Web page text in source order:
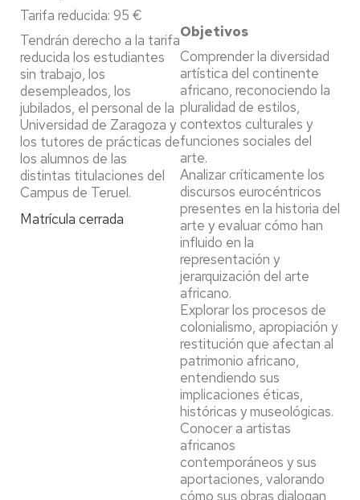
Tarifa reducida: 95 €
Tendrán derecho a la tarifa
reducida los estudiantes
sin trabajo, los
desempleados, los
jubilados, el personal de la
Universidad de Zaragoza y
los tutores de prácticas de
los alumnos de las
distintas titulaciones del
Campus de Teruel.
Matrícula cerrada
Objetivos
Comprender la diversidad
artística del continente
africano, reconociendo la
pluralidad de estilos,
contextos culturales y
funciones sociales del
arte.
Analizar críticamente los
discursos eurocéntricos
presentes en la historia del
arte y evaluar cómo han
influido en la
representación y
jerarquización del arte
africano.
Explorar los procesos de
colonialismo, apropiación y
restitución que afectan al
patrimonio africano,
entendiendo sus
implicaciones éticas,
históricas y museológicas.
Conocer a artistas
africanos
contemporáneos y sus
aportaciones, valorando
cómo sus obras dialogan